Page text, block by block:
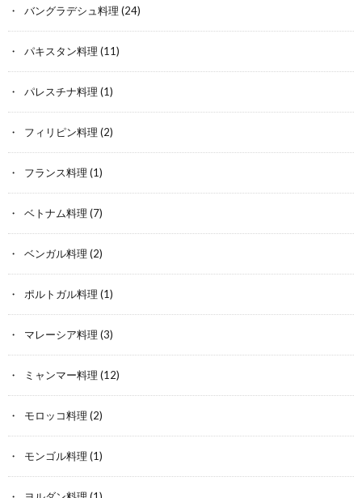
バングラデシュ料理 (24)
パキスタン料理 (11)
パレスチナ料理 (1)
フィリピン料理 (2)
フランス料理 (1)
ベトナム料理 (7)
ベンガル料理 (2)
ポルトガル料理 (1)
マレーシア料理 (3)
ミャンマー料理 (12)
モロッコ料理 (2)
モンゴル料理 (1)